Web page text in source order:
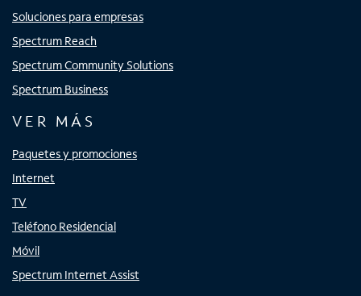
Soluciones para empresas
Spectrum Reach
Spectrum Community Solutions
Spectrum Business
VER MÁS
Paquetes y promociones
Internet
TV
Teléfono Residencial
Móvil
Spectrum Internet Assist